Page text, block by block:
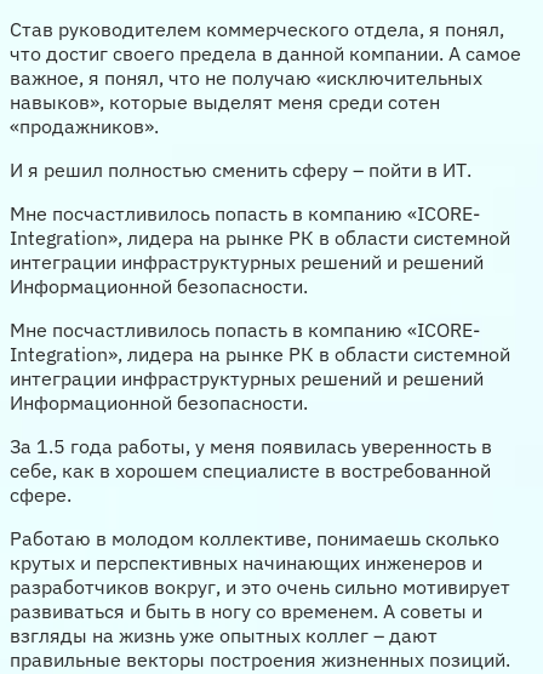
Став руководителем коммерческого отдела, я понял,
что достиг своего предела в данной компании. А самое
важное, я понял, что не получаю «исключительных
навыков», которые выделят меня среди сотен
«продажников».
И я решил полностью сменить сферу – пойти в ИТ.
Мне посчастливилось попасть в компанию «ICORE-
Integration», лидера на рынке РК в области системной
интеграции инфраструктурных решений и решений
Информационной безопасности.
Мне посчастливилось попасть в компанию «ICORE-
Integration», лидера на рынке РК в области системной
интеграции инфраструктурных решений и решений
Информационной безопасности.
За 1.5 года работы, у меня появилась уверенность в
себе, как в хорошем специалисте в востребованной
сфере.
Работаю в молодом коллективе, понимаешь сколько
крутых и перспективных начинающих инженеров и
разработчиков вокруг, и это очень сильно мотивирует
развиваться и быть в ногу со временем. А советы и
взгляды на жизнь уже опытных коллег – дают
правильные векторы построения жизненных позиций.